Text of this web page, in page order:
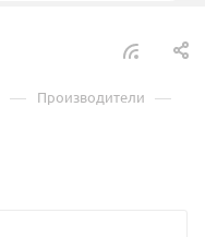
— Производители —